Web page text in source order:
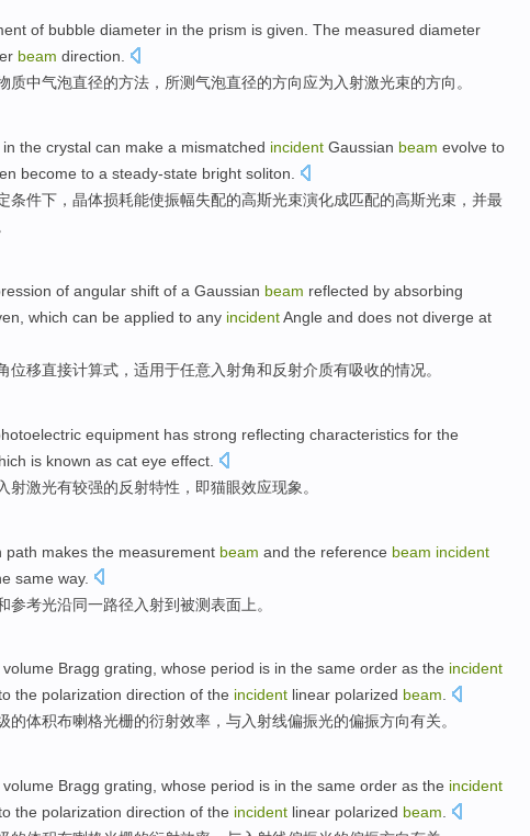
of bubble diameter in the prism is given. The measured diameter
beam direction.
质中气泡直径的方法 ， 所测气泡直径的方向应为入射激光束的方向。
in the crystal can make a mismatched incident Gaussian beam evolve to
become to a steady-state bright soliton
条件下， 晶体损耗能使振幅失配的高斯光束演化成匹配的高斯光束， 并最
of angular shift of a Gaussian beam reflected by absorbing
which can be applied to any incidentAngle and does not diverge at
位移直接计算式 ， 适用于任意入射角和反射介质有吸收的情况。
equipment has strong reflecting characteristics for the
is known as cat eye effect
入射激光有较强的反射特性 ， 即猫眼效应现象。
path makes the measurement beam and the reference beam incident
same way.
参考光沿同一路径 入射到被测表面 上 。
volume Bragg grating, whose period is in the same order as the incident
the polarization direction of the incident linear polarized beam.
的体积布喇格光栅的衍射效率 ，与入射线偏振光的偏振方向有关。
volume Bragg grating , whose period is in the same order as the incident
the polarization direction of the incident linear polarized beam